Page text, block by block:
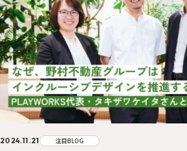
2024.11.21 注目BLOG